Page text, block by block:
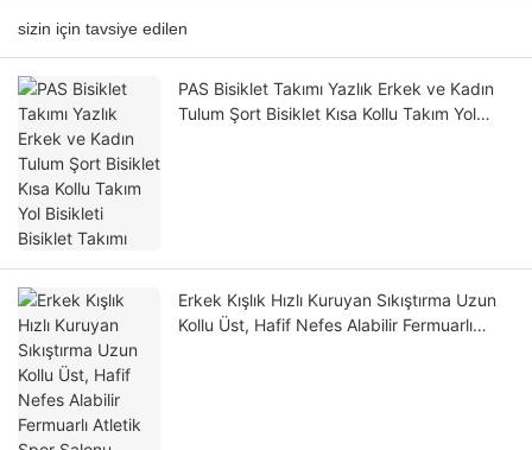
sizin için tavsiye edilen
PAS Bisiklet Takımı Yazlık Erkek ve Kadın
Tulum Şort Bisiklet Kısa Kollu Takım Yol
Erkek Kışlık Hızlı Kuruyan Sıkıştırma Uzun
Kollu Üst, Hafif Nefes Alabilir Fermuarlı